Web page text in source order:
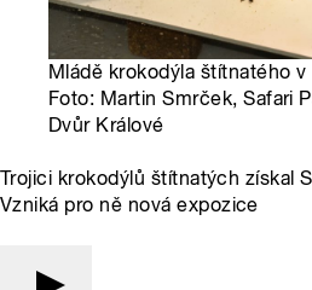
Mládě krokodýla štítnatého v
Foto: Martin Smrček, Safari
Dvůr Králové
Trojici krokodýlů štítnatých získal
Vzniká pro ně nová expozice